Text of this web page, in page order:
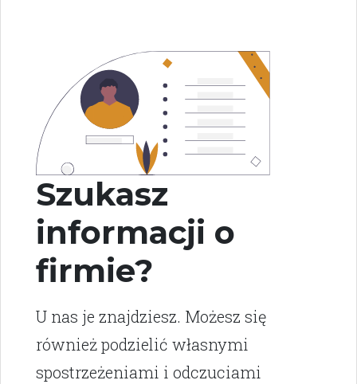
Szukasz
informacji o
firmie?
U nas je znajdziesz. Możesz się
również podzielić własnymi
spostrzeżeniami i odczuciami